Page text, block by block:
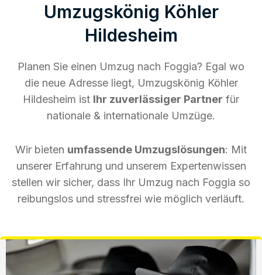
Umzugskönig Köhler
Hildesheim
Planen Sie einen Umzug nach Foggia? Egal wo
die neue Adresse liegt, Umzugskönig Köhler
Hildesheim ist Ihr zuverlässiger Partner für
nationale & internationale Umzüge.
Wir bieten umfassende Umzugslösungen: Mit
unserer Erfahrung und unserem Expertenwissen
stellen wir sicher, dass Ihr Umzug nach Foggia so
reibungslos und stressfrei wie möglich verläuft.